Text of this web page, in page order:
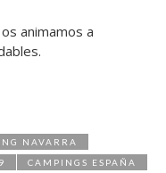
animamos a
NAVARRA
CAMPINGS ESPAÑA